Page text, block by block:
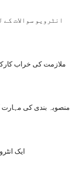
انٹرویو سوالات
ملازمت کی خراب
منصوبہ بندی کی مہارت
ایک